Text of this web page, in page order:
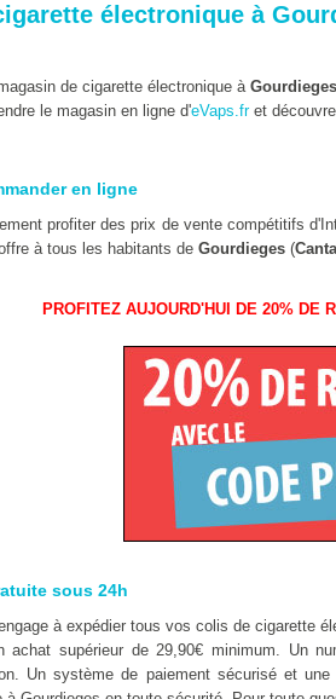
électronique à
de cigarette électronique à Gourdieges
le magasin en ligne d'eVaps.fret
en ligne
profiter des prix de vente compétitifs
à tous les habitants de Gourdieges(
PROFITEZ AUJOURD'HUI DE 20% DE
sous 24h
à expédier tous vos colis de cigarette
achat supérieur de 29,90€ minimum. Un
Un système de paiement sécurisé et